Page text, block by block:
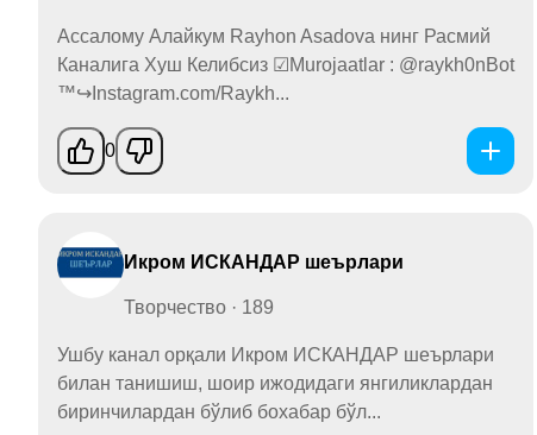
Ассалому Алайкум Rayhon Asadova нинг Расмий
Каналига Хуш Келибсиз ☑Murojaatlar : @raykh0nBot
™️↪Instagram.com/Raykh...
0
Икром ИСКАНДАР шеърлари
Творчество · 189
Ушбу канал орқали Икром ИСКАНДАР шеърлари
билан танишиш, шоир ижодидаги янгиликлардан
биринчилардан бўлиб бохабар бўл...